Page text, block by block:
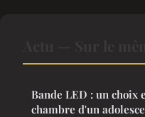
Bande LED : un choix
chambre d'un